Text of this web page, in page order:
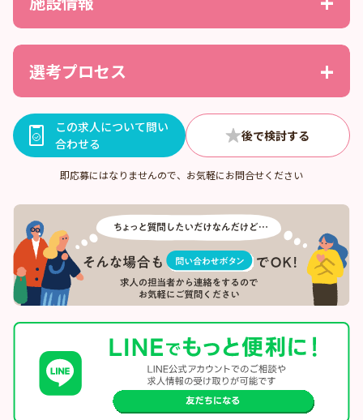
選考プロセス
この求人について問い
合わせる
即応募にはなりませんので、お気軽にお問合せください